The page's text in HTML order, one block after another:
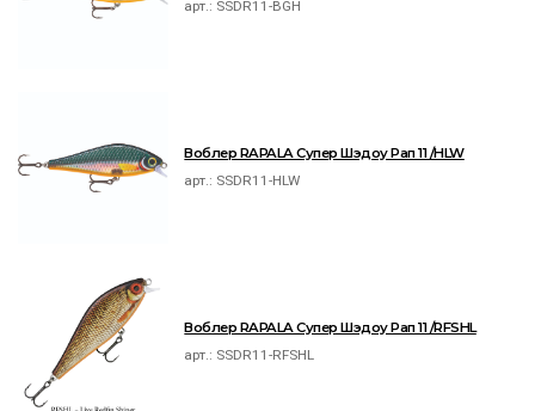
арт.: SSDR11-BGH
Воблер RAPALA Супер Шэдоу Рап 11 /HLW
арт.: SSDR11-HLW
Воблер RAPALA Супер Шэдоу Рап 11 /RFSHL
арт.: SSDR11-RFSHL